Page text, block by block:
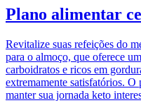
Plano alimentar
Revitalize suas refeições do
para o almoço, que oferece
carboidratos e ricos em
extremamente satisfatórios.
manter sua jornada keto